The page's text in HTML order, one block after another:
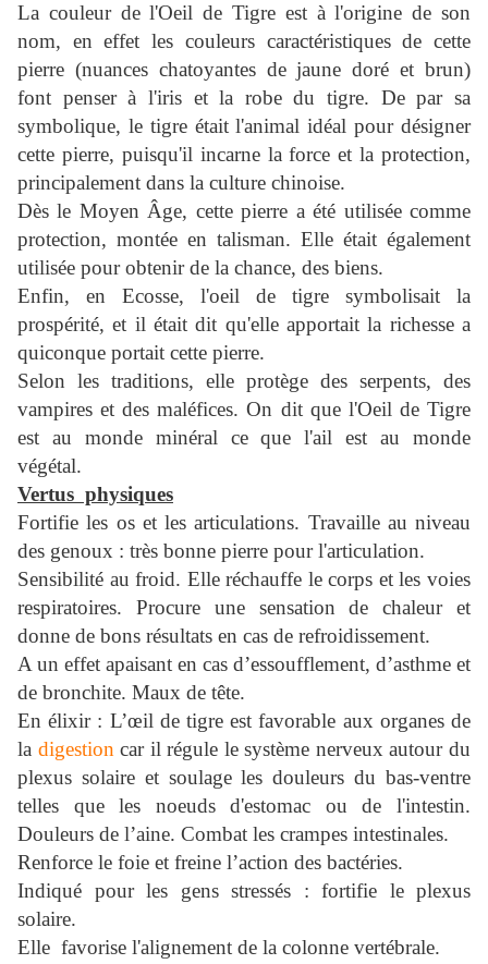
La couleur de l'Oeil de Tigre est à l'origine de son
nom, en effet les couleurs caractéristiques de cette
pierre (nuances chatoyantes de jaune doré et brun)
font penser à l'iris et la robe du tigre. De par sa
symbolique, le tigre était l'animal idéal pour désigner
cette pierre, puisqu'il incarne la force et la protection,
principalement dans la culture chinoise.
Dès le Moyen Âge, cette pierre a été utilisée comme
protection, montée en talisman. Elle était également
utilisée pour obtenir de la chance, des biens.
Enfin, en Ecosse, l'oeil de tigre symbolisait la
prospérité, et il était dit qu'elle apportait la richesse a
quiconque portait cette pierre.
Selon les traditions, elle protège des serpents, des
vampires et des maléfices. On dit que l'Oeil de Tigre
est au monde minéral ce que l'ail est au monde
végétal.
Vertus physiques
Fortifie les os et les articulations. Travaille au niveau
des genoux : très bonne pierre pour l'articulation.
Sensibilité au froid. Elle réchauffe le corps et les voies
respiratoires. Procure une sensation de chaleur et
donne de bons résultats en cas de refroidissement.
A un effet apaisant en cas d’essoufflement, d’asthme et
de bronchite. Maux de tête.
En élixir : L’œil de tigre est favorable aux organes de
la digestioncar il régule le système nerveux autour du
plexus solaire et soulage les douleurs du bas-ventre
telles que les noeuds d'estomac ou de l'intestin.
Douleurs de l’aine. Combat les crampes intestinales.
Renforce le foie et freine l’action des bactéries.
Indiqué pour les gens stressés : fortifie le plexus
solaire.
Elle favorise l'alignement de la colonne vertébrale.